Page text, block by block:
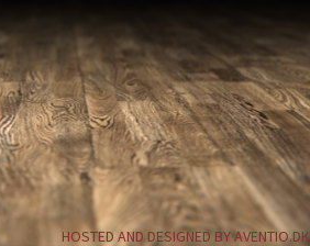
HOSTED AND DESIGNED BY AVENTIO.DK